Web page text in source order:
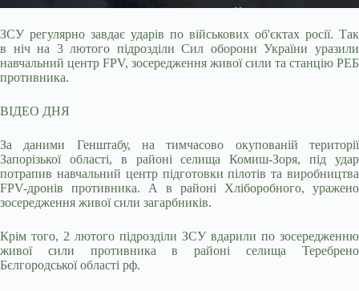
ЗСУ регулярно завдає ударів по військових об'єктах росії. Так
в ніч на 3 лютого підрозділи Сил оборони України уразили
навчальний центр FPV, зосередження живої сили та станцію РЕБ
противника.
ВІДЕО ДНЯ
За даними Генштабу, на тимчасово окупованій території
Запорізької області, в районі селища Комиш-Зоря, під удар
потрапив навчальний центр підготовки пілотів та виробництва
FPV-дронів противника. А в районі Хліборобного, уражено
зосередження живої сили загарбників.
Крім того, 2 лютого підрозділи ЗСУ вдарили по зосередженню
живої сили противника в районі селища Теребрено
Бєлгородської області рф.